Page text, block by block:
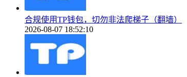
合规使用TP钱包，切勿非法爬梯子（翻墙）
2026-08-07 18:52:10